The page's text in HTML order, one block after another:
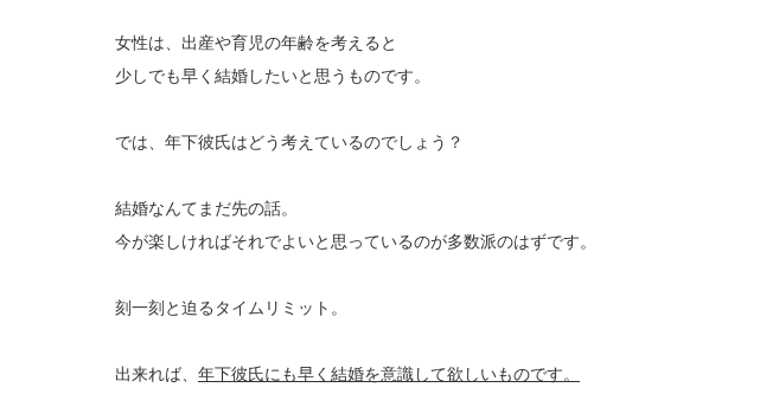
女性は、出産や育児の年齢を考えると
少しでも早く結婚したいと思うものです。
では、年下彼氏はどう考えているのでしょう？
結婚なんてまだ先の話。
今が楽しければそれでよいと思っているのが多数派のはずです。
刻一刻と迫るタイムリミット。
出来れば、 年下彼氏にも早く結婚を意識して欲しいものです。